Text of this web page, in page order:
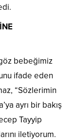
bebeğimiz
ifade eden
“Sözlerimin
ayrı bir bakış
Tayyip
iletiyorum.